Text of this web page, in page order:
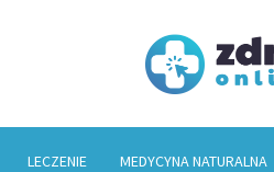
LECZENIE MEDYCYNA NATURALNA